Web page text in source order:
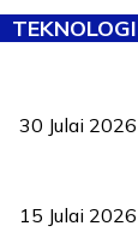
TEKNOLOGI
30 Julai 2026
15 Julai 2026